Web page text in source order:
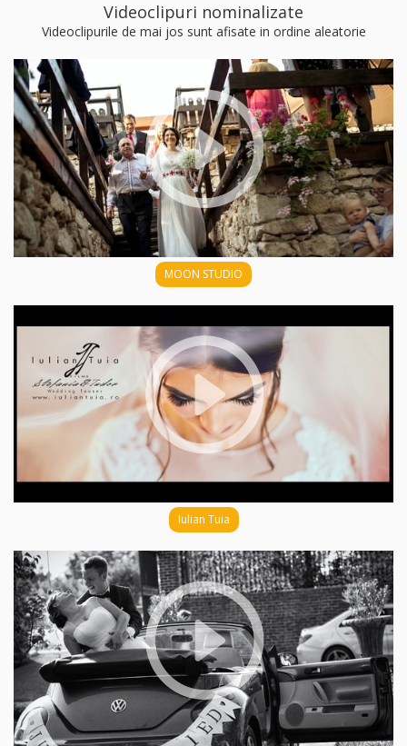
Videoclipuri nominalizate
Videoclipurile de mai jos sunt afisate in ordine aleatorie
MOON STUDIO
Iulian Tuia